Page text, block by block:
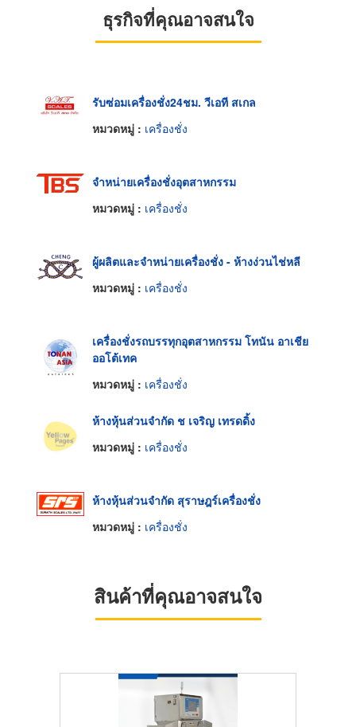
ธุรกิจที่คุณอาจสนใจ
รับซ่อมเครื่องชั่ง24ชม. วีเอที สเกล
หมวดหมู่ : เครื่องชั่ง
จำหน่ายเครื่องชั่งอุตสาหกรรม
หมวดหมู่ : เครื่องชั่ง
ผู้ผลิตและจำหน่ายเครื่องชั่ง - ห้างง่วนไช่หลี
หมวดหมู่ : เครื่องชั่ง
เครื่องชั่งรถบรรทุกอุตสาหกรรม โทนัน อาเชีย
ออโต้เทค
หมวดหมู่ : เครื่องชั่ง
ห้างหุ้นส่วนจำกัด ช เจริญ เทรดดิ้ง
หมวดหมู่ : เครื่องชั่ง
ห้างหุ้นส่วนจำกัด สุราษฎร์เครื่องชั่ง
หมวดหมู่ : เครื่องชั่ง
สินค้าที่คุณอาจสนใจ